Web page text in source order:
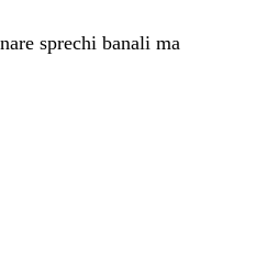
sprechi banali ma